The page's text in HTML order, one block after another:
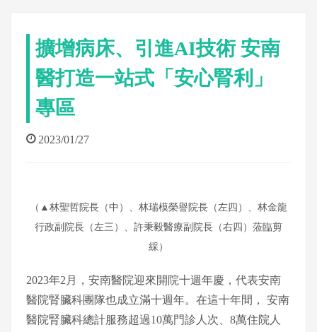
擴增病床、引進AI技術 安南
醫打造一站式「安心腎利」
專區
2023/01/27
（▲ 林聖哲院長（中）、林瑞模榮譽院長（左四）、林金龍
行政副院長（左三）、許秉毅醫療副院長（右四）蒞臨剪
綵 ）
2023年2月，安南醫院迎來開院⼗週年慶，代表安南
醫院腎臟科團隊也成立滿⼗週年。在這⼗年間， 安南
醫院腎臟科總計服務超過10萬⾨診⼈次、8萬住院⼈